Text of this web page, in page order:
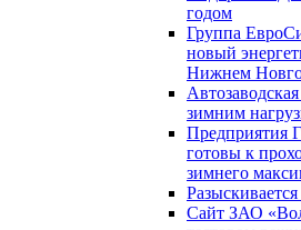
годом
Группа
новый
Нижнем
зимним
Предприятия
готовы к
зимнего
Сайт ЗАО